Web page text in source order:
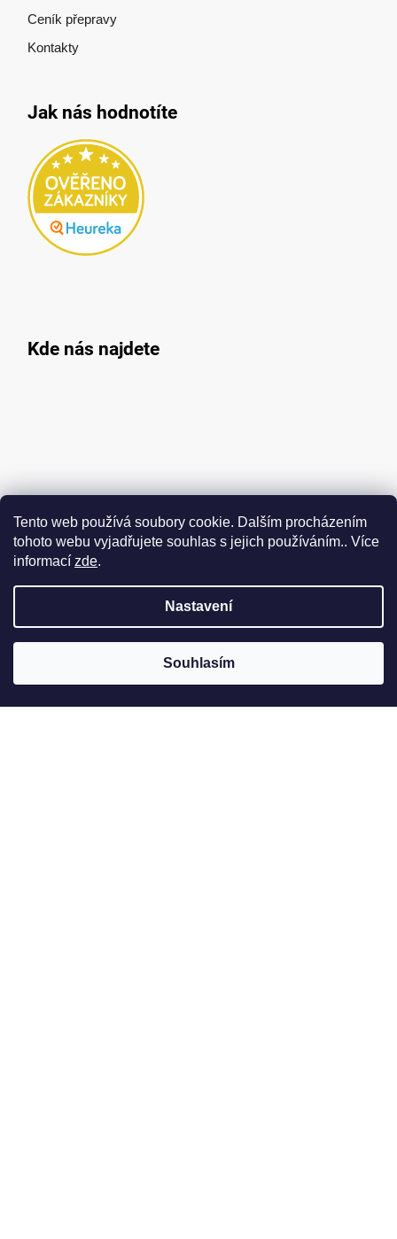
Tento web používá soubory cookie. Dalším procházením
tohoto webu vyjadřujete souhlas s jejich používáním.. Více
informací zde.
Nastavení
Souhlasím
Ceník přepravy
Kontakty
Jak nás hodnotíte
Kde nás najdete